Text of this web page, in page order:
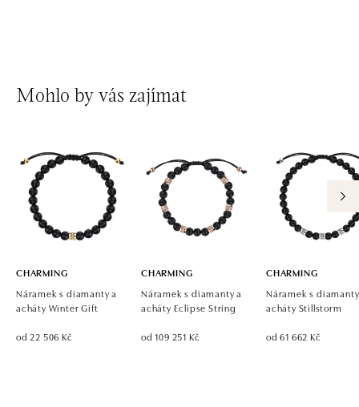
Mohlo by vás zajímat
CHARMING
Náramek s diamanty a
acháty Winter Gift
od 22 506 Kč
CHARMING
Náramek s diamanty a
acháty Eclipse String
od 109 251 Kč
CHARMING
Náramek s
acháty Stillstorm
od 61 662 Kč